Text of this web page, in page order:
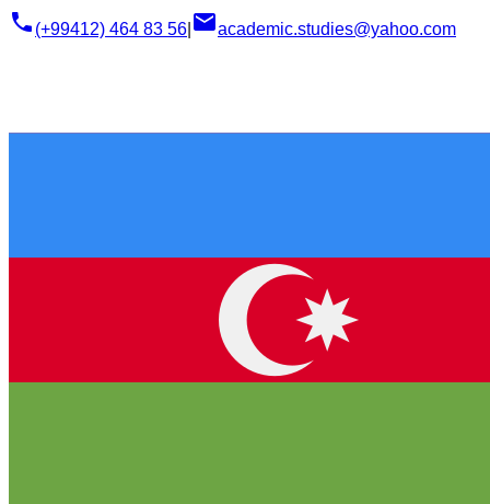
phone (+99412) 464 83 56 emailacademic.studies@yahoo.com